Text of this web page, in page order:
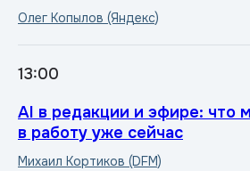
9–10 июня 2026
Олег Копылов (Яндекс)
13:00
AI в редакции и эфире: что
в работу уже сейчас
Михаил Кортиков (DFM)